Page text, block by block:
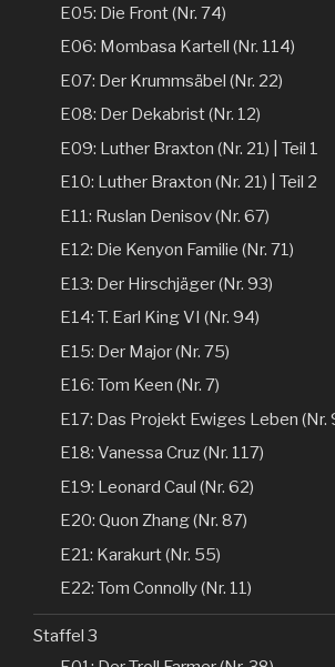
E05: Die Front (Nr. 74)
E06: Mombasa Kartell (Nr. 114)
E07: Der Krummsäbel (Nr. 22)
E08: Der Dekabrist (Nr. 12)
E09: Luther Braxton (Nr. 21) | Teil 1
E10: Luther Braxton (Nr. 21) | Teil 2
E11: Ruslan Denisov (Nr. 67)
E12: Die Kenyon Familie (Nr. 71)
E13: Der Hirschjäger (Nr. 93)
E14: T. Earl King VI (Nr. 94)
E15: Der Major (Nr. 75)
E16: Tom Keen (Nr. 7)
E17: Das Projekt Ewiges Leben (Nr.
E18: Vanessa Cruz (Nr. 117)
E19: Leonard Caul (Nr. 62)
E20: Quon Zhang (Nr. 87)
E21: Karakurt (Nr. 55)
E22: Tom Connolly (Nr. 11)
Staffel 3